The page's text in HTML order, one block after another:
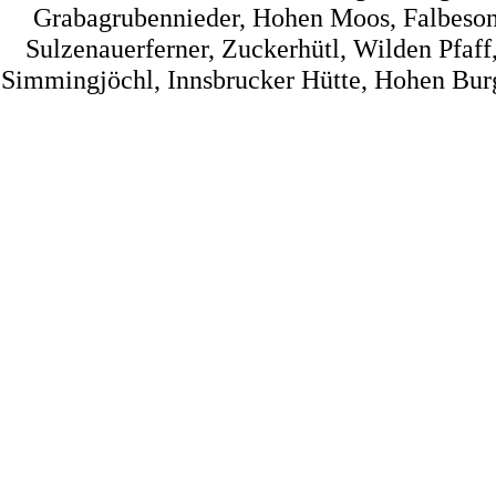
Grabagrubennieder, Hohen Moos,
Sulzenauerferner, Zuckerhütl, Wilden
Simmingjöchl, Innsbrucker Hütte, Hohen